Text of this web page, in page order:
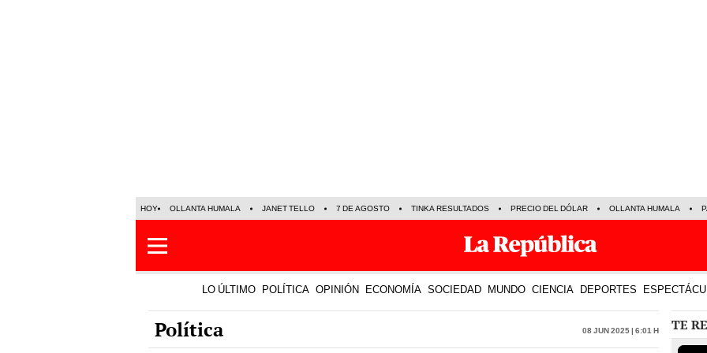
HOY OLLANTA HUMALA JANET TELLO 7 DE AGOSTO TINKA RESULTADOS PRECIO DEL DÓLAR OLLANTA HUMALA
LO ÚLTIMO POLÍTICA OPINIÓN ECONOMÍA SOCIEDAD MUNDO CIENCIA DEPORTES
Política 08 Jun 2025 | 6:01 h TE